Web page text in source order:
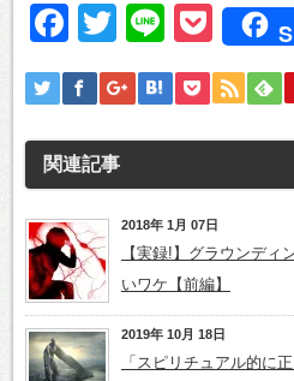
Facebook
Twitter
Line
関連記事
2018年 1月 07日
【実録!】グラウンディ
いワケ【前編】
2019年 10月 18日
「スピリチュアル的に